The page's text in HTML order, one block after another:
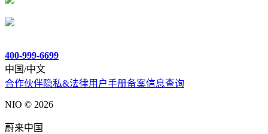
400-999-6699
中国/中文
合作伙伴隐私&法律用户手册备案信息查询
NIO © 2026
蔚来中国